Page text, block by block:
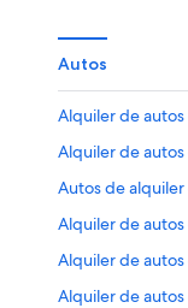
Autos
Alquiler de
Alquiler de autos
Autos de
Alquiler de autos
Alquiler de
Alquiler de